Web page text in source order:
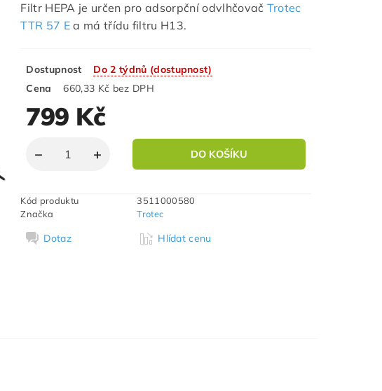
Filtr HEPA je určen pro adsorpční odvlhčovač Trotec
TTR 57 Ea má třídu filtru H13.
Dostupnost
Do 2 týdnů (dostupnost)
Cena
660,33 Kč bez DPH
799 Kč
Kód produktu
3511000580
Značka
Trotec
Dotaz Hlídat cenu